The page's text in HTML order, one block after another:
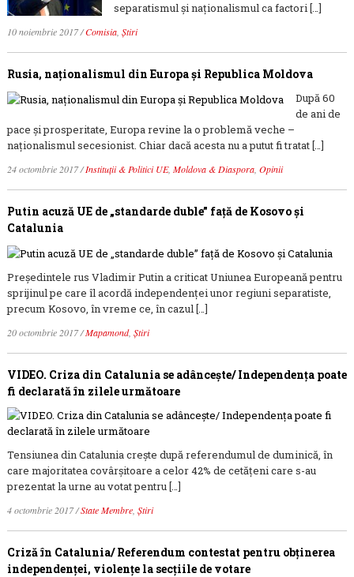
separatismul şi naţionalismul ca factori […]
10 noiembrie 2017/Comisia, Știri
Rusia, naționalismul din Europa și Republica Moldova
După 60
de ani de
pace și prosperitate, Europa revine la o problemă veche –
naționalismul secesionist. Chiar dacă acesta nu a putut fi tratat […]
24 octombrie 2017/Instituții & Politici UE, Moldova & Diaspora, Opinii
Putin acuză UE de „standarde duble” faţă de Kosovo şi
Catalunia
Preşedintele rus Vladimir Putin a criticat Uniunea Europeană pentru
sprijinul pe care îl acordă independenţei unor regiuni separatiste,
precum Kosovo, în vreme ce, în cazul […]
20 octombrie 2017/Mapamond, Știri
VIDEO. Criza din Catalunia se adânceşte/ Independenţa poate
fi declarată în zilele următoare
Tensiunea din Catalunia creşte după referendumul de duminică, în
care majoritatea covârşitoare a celor 42% de cetăţeni care s-au
prezentat la urne au votat pentru […]
4 octombrie 2017/State Membre, Știri
Criză în Catalunia/ Referendum contestat pentru obţinerea
independenţei, violenţe la secţiile de votare